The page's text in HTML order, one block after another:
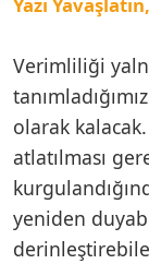
Verimliliği
olarak
atlatılması
yeniden